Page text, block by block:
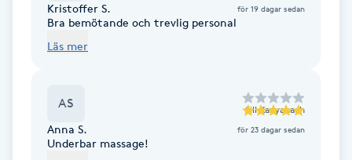
Friskvårdsmassage
Funktionsanalys
Färgning
Kristoffer S. för 19 dagar sedan
Bra bemötande och trevlig personal
Läs mer
AS till Kanyanach
Anna S. för 23 dagar sedan
Underbar massage!